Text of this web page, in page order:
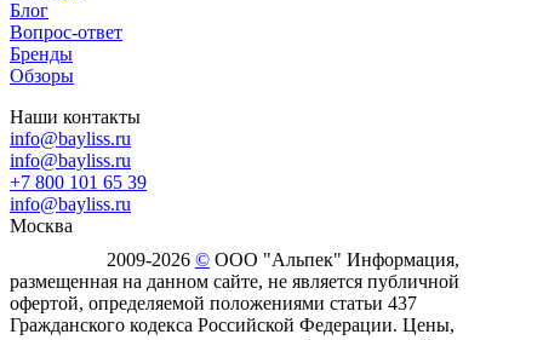
Блог
Вопрос-ответ
Бренды
Обзоры
Наши контакты
info@bayliss.ru
info@bayliss.ru
+7 800 101 65 39
info@bayliss.ru
Москва
2009-2026 © ООО "Альпек" Информация,
размещенная на данном сайте, не является публичной
офертой, определяемой положениями статьи 437
Гражданского кодекса Российской Федерации. Цены,